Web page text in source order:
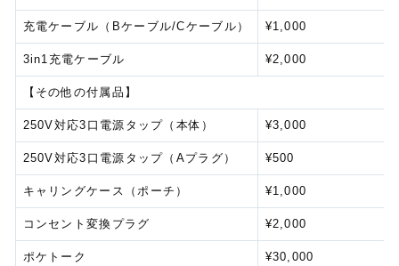
充電ケーブル（Bケーブル/Cケーブル） ¥1,000
3in1充電ケーブル ¥2,000
【その他の付属品】
250V対応3口電源タップ（本体） ¥3,000
250V対応3口電源タップ（Aプラグ） ¥500
キャリングケース（ポーチ） ¥1,000
コンセント変換プラグ ¥2,000
ポケトーク ¥30,000